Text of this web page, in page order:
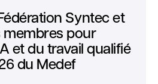
Syntec et
pour
et du travail qualifié
du Medef